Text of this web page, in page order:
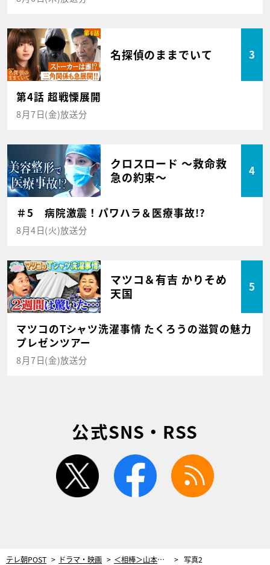
名探偵のままでいて 3
第4話 超戦慄展開
8月7日(金)放送分
クロスロード ～救命救
急の約束～
4
＃5 病院激震！パワハラ＆医療事故!?
8月4日(火)放送分
マツコ＆有吉 かりそめ
天国
5
マツコのTシャツ洗濯事情 たくろうの滋賀の魅力
プレゼンツアー
8月7日(金)放送分
公式SNS・RSS
twitter facebook
テレ朝POST ドラマ・映画 ＜相棒＞山本舞香演じる“謎の女”が登場。特命係は13年前の少女失踪事件との関わりを探る 写真2